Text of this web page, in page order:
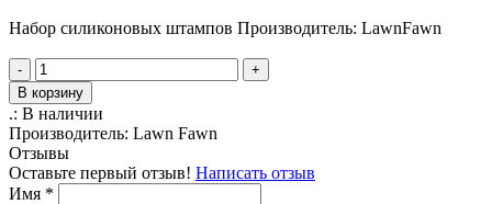
Набор силиконовых штампов Производитель: LawnFawn
-
+
В корзину
.: В наличии
Производитель: Lawn Fawn
Отзывы
Оставьте первый отзыв! Написать отзыв
Имя *